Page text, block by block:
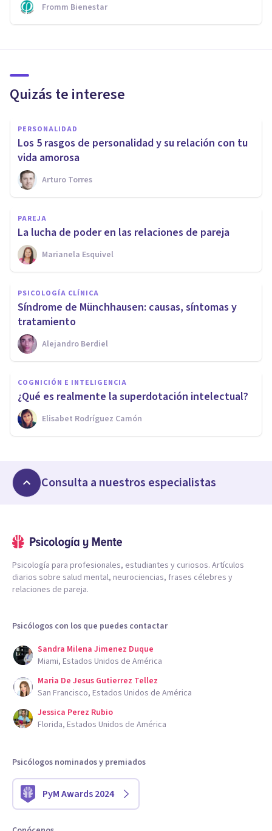
Fromm Bienestar
Quizás te interese
PERSONALIDAD
​Los 5 rasgos de personalidad y su relación con tu
vida amorosa
Arturo Torres
PAREJA
​La lucha de poder en las relaciones de pareja
Marianela Esquivel
PSICOLOGÍA CLÍNICA
​Síndrome de Münchhausen: causas, síntomas y
tratamiento
Alejandro Berdiel
COGNICIÓN E INTELIGENCIA
​¿Qué es realmente la superdotación intelectual?
Elisabet Rodríguez Camón
Consulta a nuestros especialistas
Psicología para profesionales, estudiantes y curiosos. Artículos
diarios sobre salud mental, neurociencias, frases célebres y
relaciones de pareja.
Psicólogos con los que puedes contactar
Sandra Milena Jimenez Duque
Miami, Estados Unidos de América
Maria De Jesus Gutierrez Tellez
San Francisco, Estados Unidos de América
Jessica Perez Rubio
Florida, Estados Unidos de América
Psicólogos nominados y premiados
PyM Awards 2024